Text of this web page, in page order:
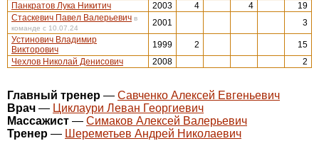
Панкратов Лука Никитич
2003 4 4
19
Стаскевич Павел Валерьевич в
команде с 10.07.24
2001
3
Устинович Владимир
Викторович
1999 2
15
Чехлов Николай Денисович
2008 2
Главный тренер — Савченко Алексей Евгеньевич
Врач — Циклаури Леван Георгиевич
Массажист — Симаков Алексей Валерьевич
Тренер — Шереметьев Андрей Николаевич